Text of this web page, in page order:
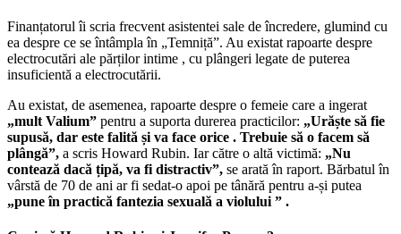
Finanțatorul îi scria frecvent asistentei sale de încredere, glumind cu
ea despre ce se întâmpla în „Temniță”. Au existat rapoarte despre
electrocutări ale părților intime , cu plângeri legate de puterea
insuficientă a electrocutării.
Au existat, de asemenea, rapoarte despre o femeie care a ingerat
„mult Valium” pentru a suporta durerea practicilor: „Urăște să fie
supusă, dar este falită și va face orice . Trebuie să o facem să
plângă”, a scris Howard Rubin. Iar către o altă victimă: „Nu
contează dacă țipă, va fi distractiv”, se arată în raport. Bărbatul în
vârstă de 70 de ani ar fi sedat-o apoi pe tânără pentru a-și putea
„pune în practică fantezia sexuală a violului ” .